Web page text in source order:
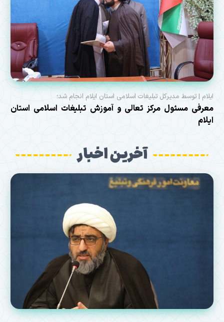
ایلام | توسط مدیرکل تبلیغات اسلامی استان ایلام انجام شد؛
معرفی مسئول مرکز تعالی و آموزش تبلیغات اسلامی استان
ایلام
آخرین اخبار